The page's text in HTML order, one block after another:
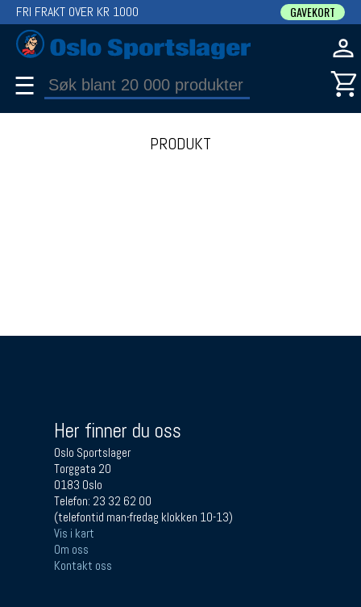
FRI FRAKT OVER KR 1000 GAVEKORT
☰
PRODUKT
Her finner du oss
Oslo Sportslager
Torggata 20
0183 Oslo
Telefon: 23 32 62 00
(telefontid man-fredag klokken 10-13)
Vis i kart
Om oss
Kontakt oss